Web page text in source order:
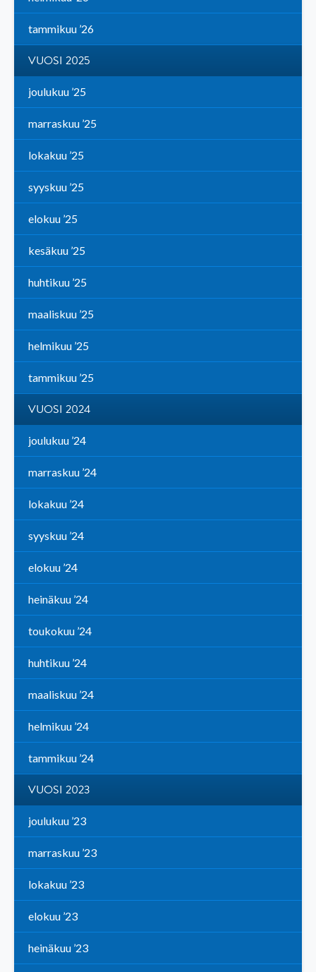
tammikuu ’26
VUOSI 2025
joulukuu ’25
marraskuu ’25
lokakuu ’25
syyskuu ’25
elokuu ’25
kesäkuu ’25
huhtikuu ’25
maaliskuu ’25
helmikuu ’25
tammikuu ’25
VUOSI 2024
joulukuu ’24
marraskuu ’24
lokakuu ’24
syyskuu ’24
elokuu ’24
heinäkuu ’24
toukokuu ’24
huhtikuu ’24
maaliskuu ’24
helmikuu ’24
tammikuu ’24
VUOSI 2023
joulukuu ’23
marraskuu ’23
lokakuu ’23
elokuu ’23
heinäkuu ’23